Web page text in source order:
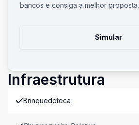
bancos e consiga a melhor proposta.
Simular
Infraestrutura
Brinquedoteca